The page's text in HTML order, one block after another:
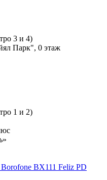
3 и 4)
Парк", 0 этаж
1 и 2)